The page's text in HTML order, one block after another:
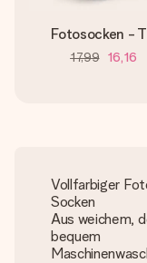
Fotosocken -
17,99 16,16
Vollfarbiger
Socken
Aus weichem,
bequem